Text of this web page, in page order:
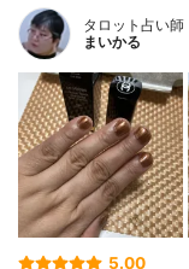
タロット占い師
まいかる
5.00